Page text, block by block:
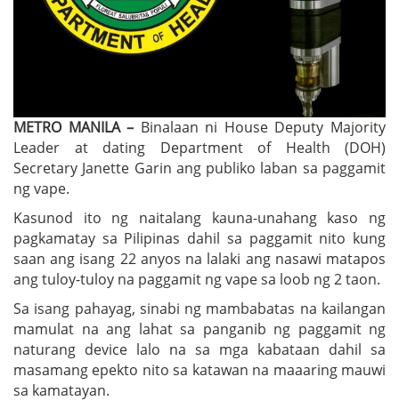
METRO MANILA – Binalaan ni House Deputy Majority
Leader at dating Department of Health (DOH)
Secretary Janette Garin ang publiko laban sa paggamit
ng vape.
Kasunod ito ng naitalang kauna-unahang kaso ng
pagkamatay sa Pilipinas dahil sa paggamit nito kung
saan ang isang 22 anyos na lalaki ang nasawi matapos
ang tuloy-tuloy na paggamit ng vape sa loob ng 2 taon.
Sa isang pahayag, sinabi ng mambabatas na kailangan
mamulat na ang lahat sa panganib ng paggamit ng
naturang device lalo na sa mga kabataan dahil sa
masamang epekto nito sa katawan na maaaring mauwi
sa kamatayan.